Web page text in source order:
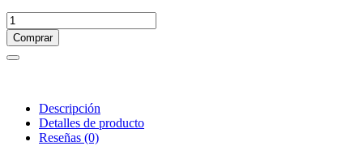
Comprar
Descripción
Detalles de producto
Reseñas (0)